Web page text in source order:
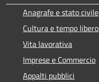
Anagrafe e stato civile
Cultura e tempo libero
Vita lavorativa
Imprese e Commercio
Appalti pubblici